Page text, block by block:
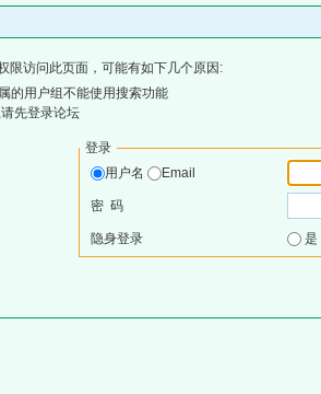
限访问此页面，可能有如下几个原因:
的用户组不能使用搜索功能
先登录论坛
登录
用户名
Email
密 码
隐身登录